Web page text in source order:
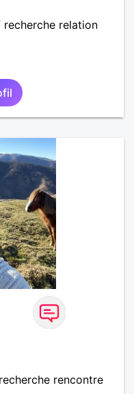
recherche relation
rencontre